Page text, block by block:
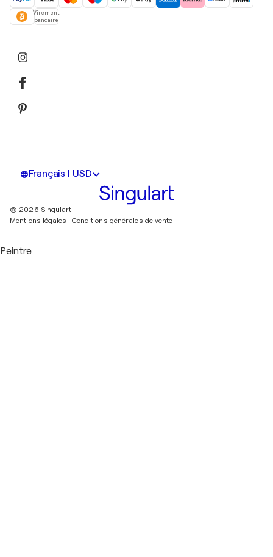
Virement
bancaire
Français | USD
© 2026 Singulart
Mentions légales. Conditions générales de vente
Peintre